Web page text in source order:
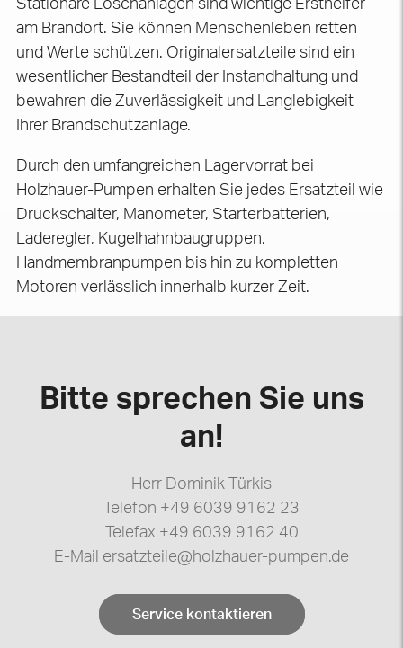
Stationäre Löschanlagen sind wichtige Ersthelfer
am Brandort. Sie können Menschenleben retten
und Werte schützen. Originalersatzteile sind ein
wesentlicher Bestandteil der Instandhaltung und
bewahren die Zuverlässigkeit und Langlebigkeit
Ihrer Brandschutzanlage.
Durch den umfangreichen Lagervorrat bei
Holzhauer-Pumpen erhalten Sie jedes Ersatzteil wie
Druckschalter, Manometer, Starterbatterien,
Laderegler, Kugelhahnbaugruppen,
Handmembranpumpen bis hin zu kompletten
Motoren verlässlich innerhalb kurzer Zeit.
Bitte sprechen Sie uns
an!
Herr Dominik Türkis
Telefon +49 6039 9162 23
Telefax +49 6039 9162 40
E-Mail ersatzteile@holzhauer-pumpen.de
Service kontaktieren